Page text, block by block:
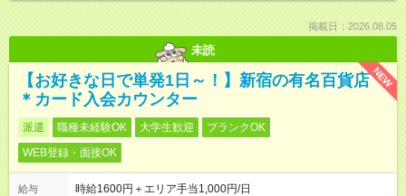
掲載日：2026.08.05
未読
NEW
【お好きな日で単発1日～！】新宿の有名百貨店
＊カード入会カウンター
派遣 職種未経験OK 大学生歓迎
ブランクOK
WEB登録・面接OK
給与
時給1600円＋エリア手当1,000円/日